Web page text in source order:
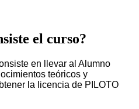
el curso?
en llevar al Alumno
teóricos y
la licencia de PILOTO